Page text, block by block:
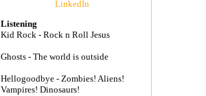
Listening
Kid Rock - Rock n Roll Jesus
Ghosts - The world is outside
Hellogoodbye - Zombies! Aliens!
Vampires! Dinosaurs!